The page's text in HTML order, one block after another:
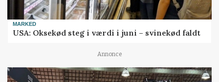
MARKED
USA: Oksekød steg i værdi i juni – svinekød faldt
Annonce